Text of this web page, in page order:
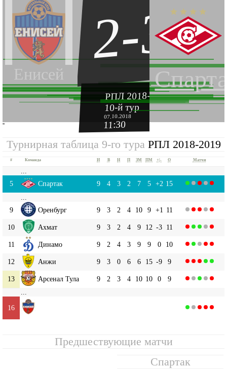
Енисей
2-3
РПЛ 2018-2019
10-й тур
07.10.2018
11:30
''
Турнирная таблица 9-го тура РПЛ 2018-2019
# Команда И В Н П ЗМ ПМ +|- О Матчи
5
Спартак 9 4 3 2 7 5 +2 15
9
Оренбург 9 3 2 4 10 9 +1 11
10 Ахмат 9 3 2 4 9 12 -3 11
11 Динамо 9 2 4 3 9 9 0 10
12 Анжи 9 3 0 6 6 15 -9 9
13 Арсенал Тула 9 2 3 4 10 10 0
9
16
Предшествующие матчи
Спартак